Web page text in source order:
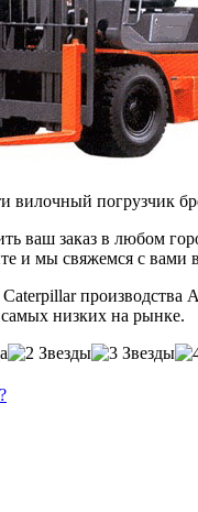
вилочный погрузчик
ваш заказ в любом
и мы свяжемся с вами
производства
низких на рынке.